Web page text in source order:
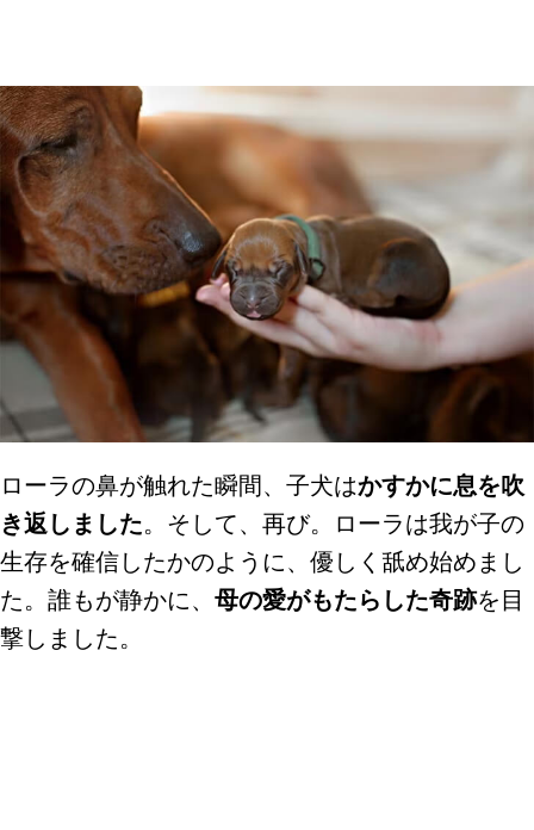
ローラの鼻が触れた瞬間、子犬はかすかに息を吹
き返しました。そして、再び。ローラは我が子の
生存を確信したかのように、優しく舐め始めまし
た。誰もが静かに、 母の愛がもたらした奇跡を目
撃しました。